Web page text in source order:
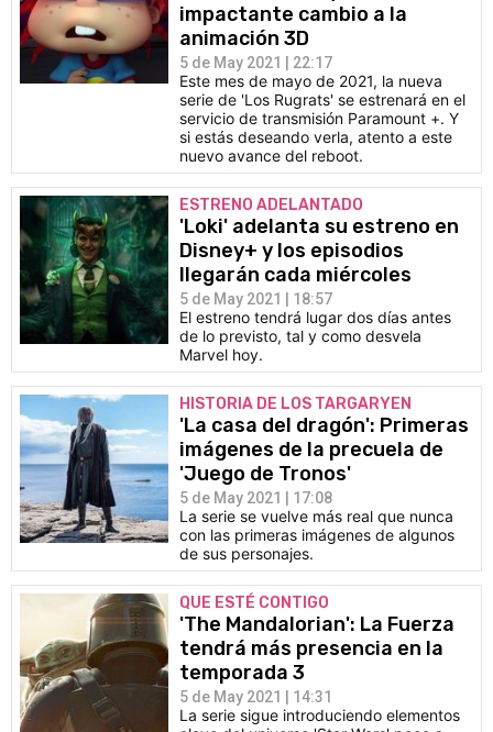
impactante cambio a la
animación 3D
5 de May 2021 | 22:17
Este mes de mayo de 2021, la nueva
serie de 'Los Rugrats' se estrenará en el
servicio de transmisión Paramount +. Y
si estás deseando verla, atento a este
nuevo avance del reboot.
ESTRENO ADELANTADO
'Loki' adelanta su estreno en
Disney+ y los episodios
llegarán cada miércoles
5 de May 2021 | 18:57
El estreno tendrá lugar dos días antes
de lo previsto, tal y como desvela
Marvel hoy.
HISTORIA DE LOS TARGARYEN
'La casa del dragón': Primeras
imágenes de la precuela de
'Juego de Tronos'
5 de May 2021 | 17:08
La serie se vuelve más real que nunca
con las primeras imágenes de algunos
de sus personajes.
QUE ESTÉ CONTIGO
'The Mandalorian': La Fuerza
tendrá más presencia en la
temporada 3
5 de May 2021 | 14:31
La serie sigue introduciendo elementos